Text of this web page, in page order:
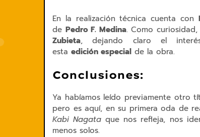
En la realización técnica cuenta con
de Pedro F. Medina. Como
Zubieta, dejando claro el
esta edición especial de la obra.
Conclusiones:
Ya habíamos leído previamente otro
pero es aquí, en su primera oda de
Kabi Nagata que nos refleja, nos
menos solos.